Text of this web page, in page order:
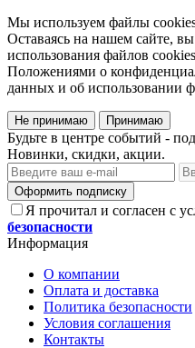
Мы используем файлы
Оставаясь на нашем сайте,
использования файлов
Положениями о
данных и об использовании
Не принимаю Принимаю
Будьте в центре событий -
Новинки, скидки, акции.
Оформить подписку
Я прочитал и согласен с
безопасности
Информация
О компании
Оплата и доставка
Политика безопасности
Условия соглашения
Контакты